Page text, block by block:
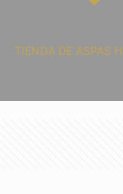
TIENDA DE ASPAS